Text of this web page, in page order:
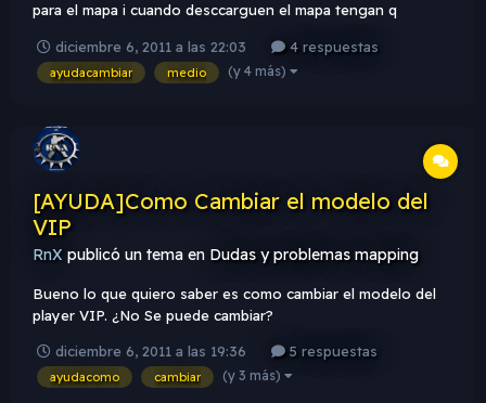
para el mapa i cuando desccarguen el mapa tengan q
diciembre 6, 2011 a las 22:03
4 respuestas
ayudacambiar medio (y 4 más)
[AYUDA]Como Cambiar el modelo del
VIP
RnX publicó un tema en Dudas y problemas mapping
Bueno lo que quiero saber es como cambiar el modelo del
player VIP. ¿No Se puede cambiar?
diciembre 6, 2011 a las 19:36 5 respuestas
ayudacomo cambiar (y 3 más)